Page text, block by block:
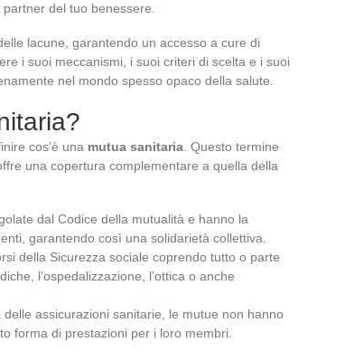
del tuo benessere.
lacune, garantendo un accesso a cure di
i suoi meccanismi, i suoi criteri di scelta e i suoi
nel mondo spesso opaco della salute.
cos’è una mutua sanitaria . Questo termine
una copertura complementare a quella della
dal Codice della mutualità e hanno la
garantendo così una solidarietà collettiva.
della Sicurezza sociale coprendo tutto o parte
l’ospedalizzazione, l’ottica o anche
delle assicurazioni sanitarie, le mutue non hanno
forma di prestazioni per i loro membri.